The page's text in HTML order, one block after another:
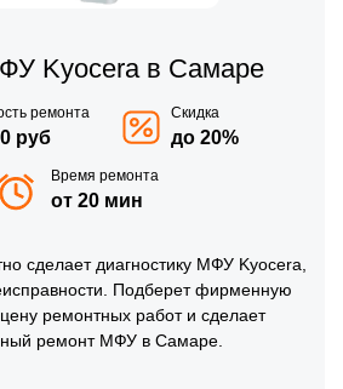
Kyocera в Самаре
ремонта
руб
Скидка
до 20%
Время ремонта
от 20 мин
сделает диагностику МФУ Kyocera,
Подберет фирменную
ремонтных работ и сделает
ремонт МФУ в Самаре.